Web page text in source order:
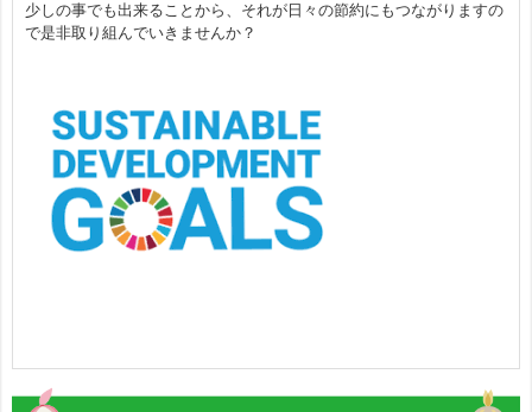
少しの事でも出来ることから、それが日々の節約にもつながりますの
で是非取り組んでいきませんか？